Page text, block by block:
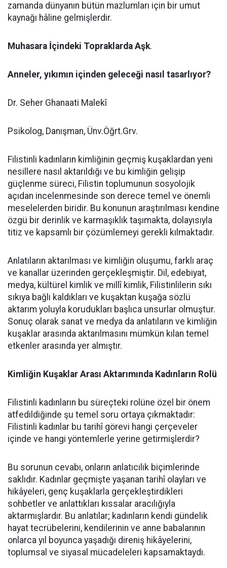
zamanda dünyanın bütün mazlumları için bir umut
kaynağı hâline gelmişlerdir.
Muhasara İçindeki Topraklarda Aşk.
Anneler, yıkımın içinden geleceği nasıl tasarlıyor?
Dr. Seher Ghanaati Malekî
Psikolog, Danışman, Ünv.Öğrt.Grv.
Filistinli kadınların kimliğinin geçmiş kuşaklardan yeni
nesillere nasıl aktarıldığı ve bu kimliğin gelişip
güçlenme süreci, Filistin toplumunun sosyolojik
açıdan incelenmesinde son derece temel ve önemli
meselelerden biridir. Bu konunun araştırılması kendine
özgü bir derinlik ve karmaşıklık taşımakta, dolayısıyla
titiz ve kapsamlı bir çözümlemeyi gerekli kılmaktadır.
Anlatıların aktarılması ve kimliğin oluşumu, farklı araç
ve kanallar üzerinden gerçekleşmiştir. Dil, edebiyat,
medya, kültürel kimlik ve millî kimlik, Filistinlilerin sıkı
sıkıya bağlı kaldıkları ve kuşaktan kuşağa sözlü
aktarım yoluyla korudukları başlıca unsurlar olmuştur.
Sonuç olarak sanat ve medya da anlatıların ve kimliğin
kuşaklar arasında aktarılmasını mümkün kılan temel
etkenler arasında yer almıştır.
Kimliğin Kuşaklar Arası Aktarımında Kadınların Rolü
Filistinli kadınların bu süreçteki rolüne özel bir önem
atfedildiğinde şu temel soru ortaya çıkmaktadır:
Filistinli kadınlar bu tarihî görevi hangi çerçeveler
içinde ve hangi yöntemlerle yerine getirmişlerdir?
Bu sorunun cevabı, onların anlatıcılık biçimlerinde
saklıdır. Kadınlar geçmişte yaşanan tarihî olayları ve
hikâyeleri, genç kuşaklarla gerçekleştirdikleri
sohbetler ve anlattıkları kıssalar aracılığıyla
aktarmışlardır. Bu anlatılar; kadınların kendi gündelik
hayat tecrübelerini, kendilerinin ve anne babalarının
onlarca yıl boyunca yaşadığı direniş hikâyelerini,
toplumsal ve siyasal mücadeleleri kapsamaktaydı.